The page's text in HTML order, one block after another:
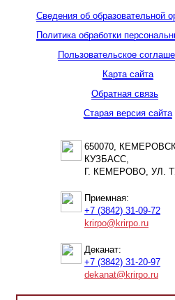
Сведения об образовательной
Политика обработки
Пользовательское
Карта сайта
Обратная связь
Старая версия сайта
650070,
КУЗБАСС,
Г. КЕМЕРОВО, УЛ.
Приемная:
+7 (3842) 31-09-72
krirpo@krirpo.ru
Деканат:
+7 (3842) 31-20-97
dekanat@krirpo.ru